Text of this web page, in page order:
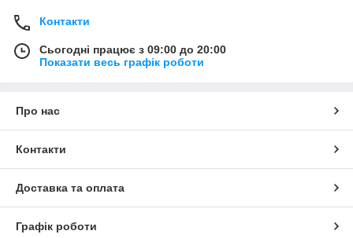
Контакти
Сьогодні працює з 09:00 до 20:00
Показати весь графік роботи
Про нас
Контакти
Доставка та оплата
Графік роботи